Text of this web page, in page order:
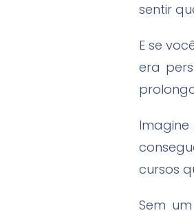
sentir
E se
era
cursos
Sem um